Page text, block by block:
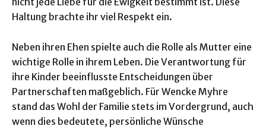
Haltung brachte ihr viel Respekt ein.
Neben ihren Ehen spielte auch die Rolle als Mutter eine
wichtige Rolle in ihrem Leben. Die Verantwortung für
ihre Kinder beeinflusste Entscheidungen über
Partnerschaften maßgeblich. Für Wencke Myhre
stand das Wohl der Familie stets im Vordergrund, auch
wenn dies bedeutete, persönliche Wünsche